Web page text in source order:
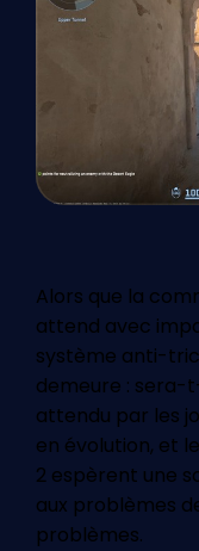
Alors que la
attend avec
système anti-
demeure : sera-
attendu par les
en évolution, et
2 espèrent une
aux problèmes
problèmes.